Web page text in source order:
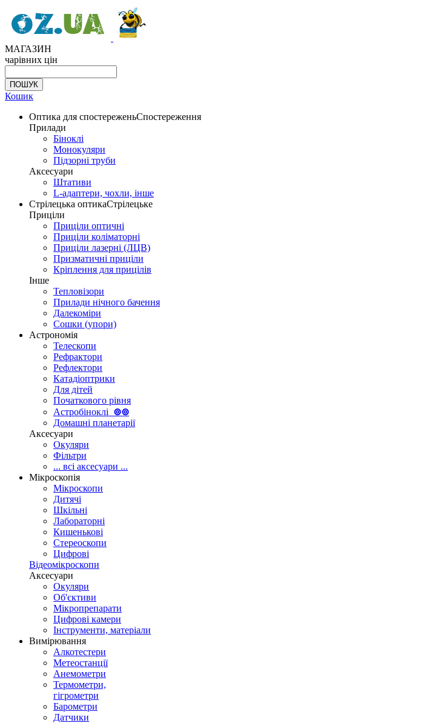
МАГАЗИН
чарівних цін
Кошик
Оптика для спостереженьСпостереження
Прилади
Біноклі
Монокуляри
Підзорні труби
Аксесуари
Штативи
L-адаптери, чохли, інше
Стрілецька оптикаСтрілецьке
Приціли
Приціли оптичні
Приціли коліматорні
Приціли лазерні (ЛЦВ)
Призматичні приціли
Кріплення для прицілів
Інше
Тепловізори
Прилади нічного бачення
Далекоміри
Сошки (упори)
Астрономія
Телескопи
Рефрактори
Рефлектори
Катадіоптрики
Для дітей
Початкового рівня
Астробіноклі ⊚⊚
Домашні планетарії
Аксесуари
Окуляри
Фільтри
... всі аксесуари ...
Мікроскопія
Мікроскопи
Дитячі
Шкільні
Лабораторні
Кишенькові
Стереоскопи
Цифрові
Відеомікроскопи
Аксесуари
Окуляри
Об'єктиви
Мікропрепарати
Цифрові камери
Інструменти, матеріали
Вимірювання
Алкотестери
Метеостанції
Анемометри
Термометри,
гігрометри
Барометри
Датчики